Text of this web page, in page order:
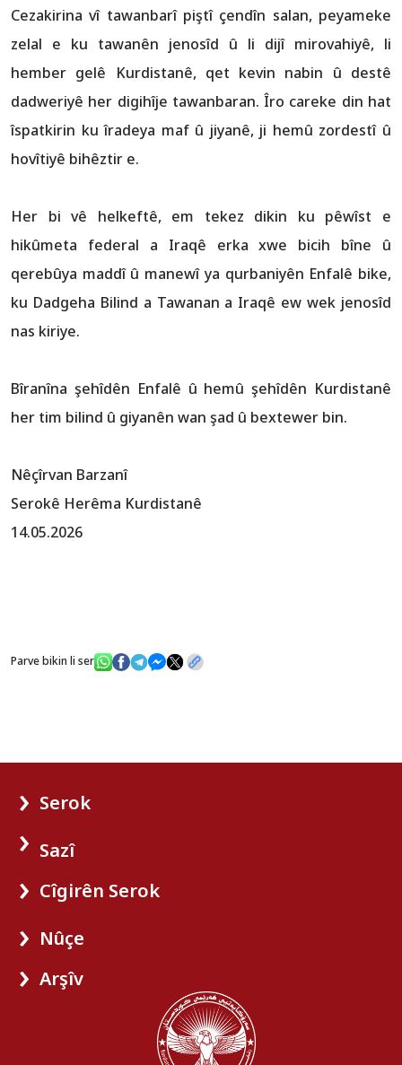
Cezakirina vî tawanbarî piştî çendîn salan, peyameke
zelal e ku tawanên jenosîd û li dijî mirovahiyê, li
hember gelê Kurdistanê, qet kevin nabin û destê
dadweriyê her digihîje tawanbaran. Îro careke din hat
îspatkirin ku îradeya maf û jiyanê, ji hemû zordestî û
hovîtiyê bihêztir e.
Her bi vê helkeftê, em tekez dikin ku pêwîst e
hikûmeta federal a Iraqê erka xwe bicih bîne û
qerebûya maddî û manewî ya qurbaniyên Enfalê bike,
ku Dadgeha Bilind a Tawanan a Iraqê ew wek jenosîd
nas kiriye.
Bîranîna şehîdên Enfalê û hemû şehîdên Kurdistanê
her tim bilind û giyanên wan şad û bextewer bin.
Nêçîrvan Barzanî
Serokê Herêma Kurdistanê
14.05.2026
Parve bikin li ser
Serok
Sazî
Cîgirên Serok
Nûçe
Arşîv